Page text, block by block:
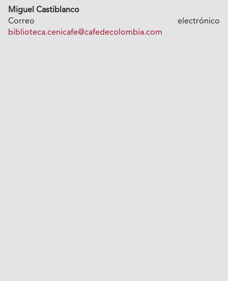
Miguel Castiblanco
Correo electrónico
biblioteca.cenicafe@cafedecolombia.com